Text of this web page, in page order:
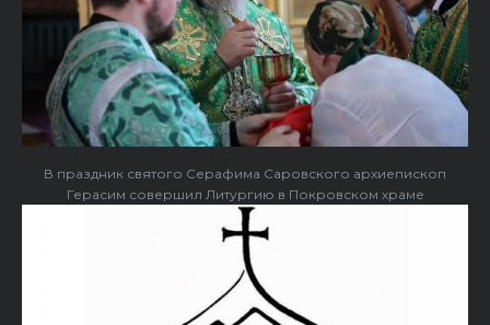
В праздник святого Серафима Саровского архиепископ
Герасим совершил Литургию в Покровском храме